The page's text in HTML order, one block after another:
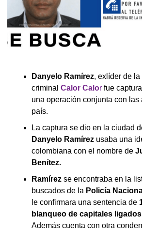
Danyelo Ramírez, exlíder de
criminal Calor Calor fue
una operación conjunta con las
país.
La captura se dio en la ciudad
Danyelo Ramírez usaba una
colombiana con el nombre de
Benítez.
Ramírez se encontraba en la
buscados de la Policía
le confirmara una sentencia de
blanqueo de capitales
Además cuenta con otra